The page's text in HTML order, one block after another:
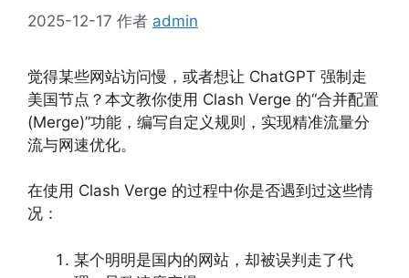
2025-12-17 作者 admin
觉得某些网站访问慢，或者想让 ChatGPT 强制走
美国节点？本文教你使用 Clash Verge 的“合并配置
(Merge)”功能，编写自定义规则，实现精准流量分
流与网速优化。
在使用 Clash Verge 的过程中你是否遇到过这些情
况：
某个明明是国内的网站，却被误判走了代